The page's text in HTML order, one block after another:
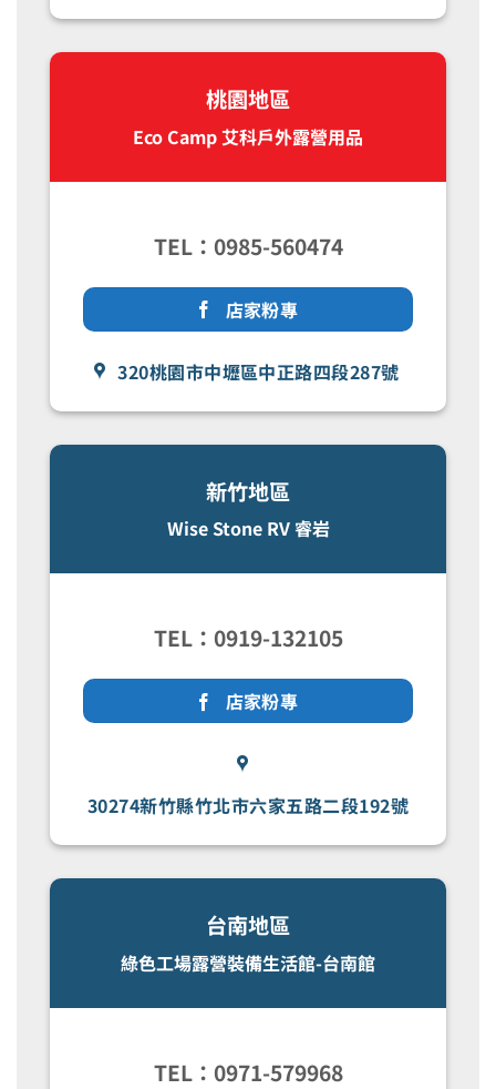
桃園地區
Eco Camp 艾科戶外露營用品
TEL：0985-560474
店家粉專
320桃園市中壢區中正路四段287號
新竹地區
Wise Stone RV 睿岩
TEL：0919-132105
店家粉專
30274新竹縣竹北市六家五路二段192號
台南地區
綠色工場露營裝備生活館-台南館
TEL：0971-579968